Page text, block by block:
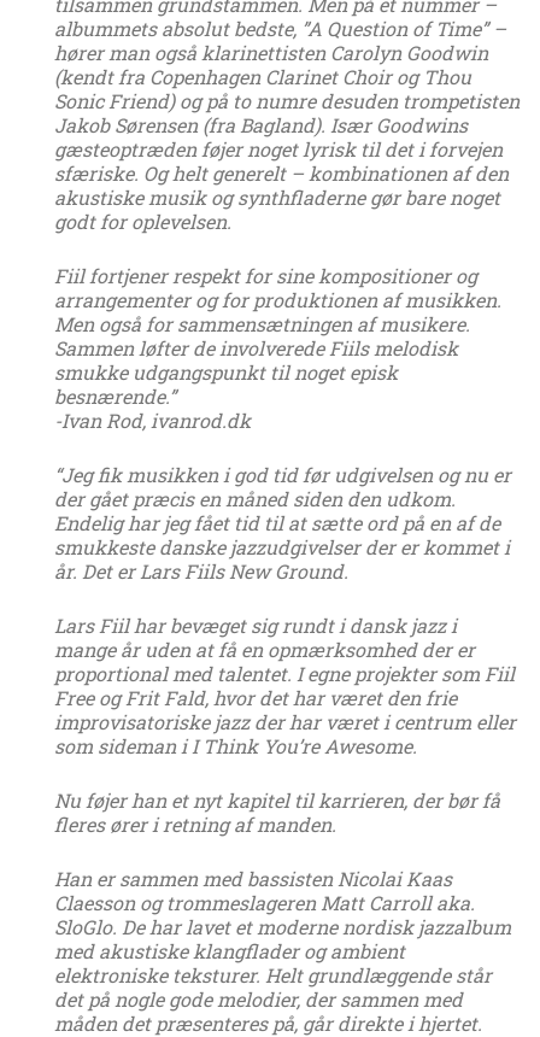
albummets absolut bedste, ”A Question of Time” –
hører man også klarinettisten Carolyn Goodwin
(kendt fra Copenhagen Clarinet Choir og Thou
Sonic Friend) og på to numre desuden trompetisten
Jakob Sørensen (fra Bagland). Især Goodwins
gæsteoptræden føjer noget lyrisk til det i forvejen
sfæriske. Og helt generelt – kombinationen af den
akustiske musik og synthfladerne gør bare noget
godt for oplevelsen.
Fiil fortjener respekt for sine kompositioner og
arrangementer og for produktionen af musikken.
Men også for sammensætningen af musikere.
Sammen løfter de involverede Fiils melodisk
smukke udgangspunkt til noget episk
besnærende.”
-Ivan Rod, ivanrod.dk
“Jeg fik musikken i god tid før udgivelsen og nu er
der gået præcis en måned siden den udkom.
Endelig har jeg fået tid til at sætte ord på en af de
smukkeste danske jazzudgivelser der er kommet i
år. Det er Lars Fiils New Ground.
Lars Fiil har bevæget sig rundt i dansk jazz i
mange år uden at få en opmærksomhed der er
proportional med talentet. I egne projekter som Fiil
Free og Frit Fald, hvor det har været den frie
improvisatoriske jazz der har været i centrum eller
som sideman i I Think You’re Awesome.
Nu føjer han et nyt kapitel til karrieren, der bør få
fleres ører i retning af manden.
Han er sammen med bassisten Nicolai Kaas
Claesson og trommeslageren Matt Carroll aka.
SloGlo. De har lavet et moderne nordisk jazzalbum
med akustiske klangflader og ambient
elektroniske teksturer. Helt grundlæggende står
det på nogle gode melodier, der sammen med
måden det præsenteres på, går direkte i hjertet.